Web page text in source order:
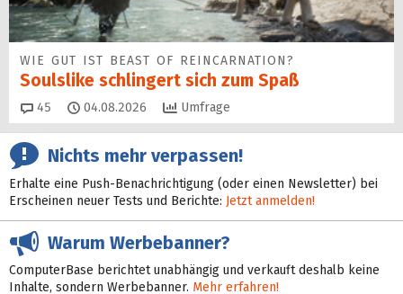
WIE GUT IST BEAST OF REINCARNATION?
Soulslike schlingert sich zum Spaß
45 Kommentare
04.08.2026 Umfrage
Nichts mehr verpassen!
Erhalte eine Push-Benachrichtigung (oder einen Newsletter) bei
Erscheinen neuer Tests und Berichte: Jetzt anmelden!
Warum Werbebanner?
ComputerBase berichtet unabhängig und verkauft deshalb keine
Inhalte, sondern Werbebanner. Mehr erfahren!